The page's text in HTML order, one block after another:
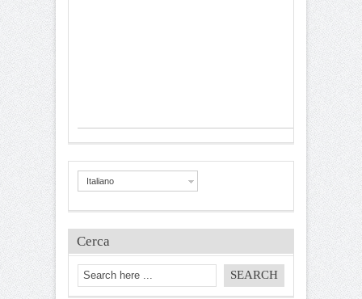
Italiano
Cerca